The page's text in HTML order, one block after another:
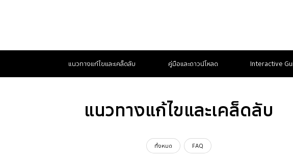
แนวทางแก้ไขและเคล็ดลับ คู่มือและดาวน์โหลด Interactive
แนวทางแก้ไขและเคล็ดลับ
ทั้งหมด FAQ